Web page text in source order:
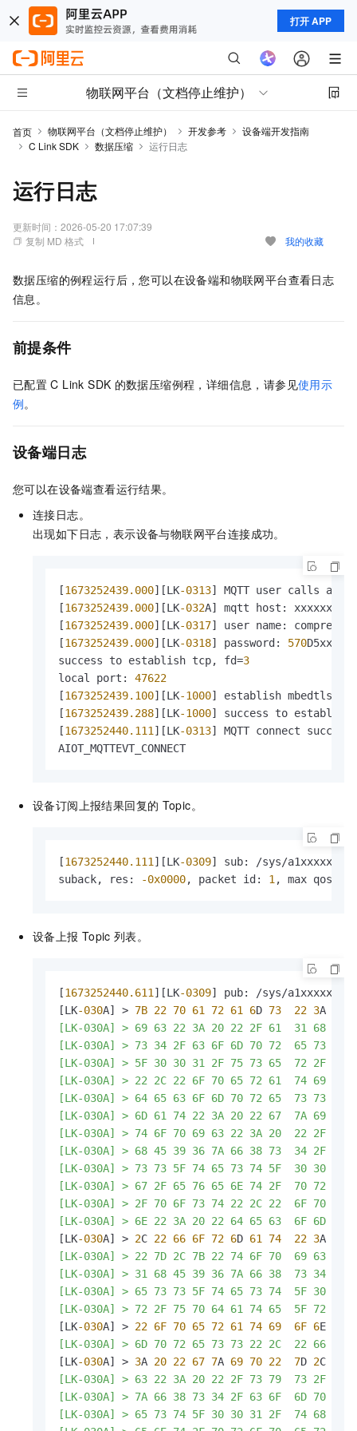
打开 APP
物联网平台（文档停止维护）
首页 物联网平台（文档停止维护） 开发参考
设备端开发指南
C Link SDK
数据压缩 运行日志
运行日志
更新时间： 2026-05-20 17:07:39
复制 MD 格式
我的收藏
数据压缩的例程运行后，您可以在设备端和物联网平台查看日志
信息。
前提条件
已配置 C Link SDK 的数据压缩例程，详细信息，请参见使用示
例。
设备端日志
您可以在设备端查看运行结果。
连接日志。
出现如下日志，表示设备与物联网平台连接成功。
[1673252439.000][LK-0313] MQTT user calls
[1673252439.000][LK-032A] mqtt host:
[1673252439.000][LK-0317] user name:
[1673252439.000][LK-0318] password: 570
success to establish tcp, fd=3
local port: 47622
[1673252439.100][LK-1000] establish mbedtls
[1673252439.288][LK-1000] success to
[1673252440.111][LK-0313] MQTT connect
AIOT_MQTTEVT_CONNECT
设备订阅上报结果回复的 Topic。
[1673252440.111][LK-0309] sub: /sys/a1xxxxxx/
suback, res:
-0x0000, packet id: 1, max qos:
设备上报 Topic 列表。
[1673252440.611][LK-0309] pub: /sys/a1xxxxxxx/
[LK-030A] > 7B 22 70 61 72 61 6D 73 22 3A
[LK-030A] > 69 63 22 3A 20 22 2F 61  31 68
[LK-030A] > 73 34 2F 63 6F 6D 70 72  65 73 73
[LK-030A] > 5F 30 30 31 2F 75 73 65  72 2F 75
[LK-030A] > 22 2C 22 6F 70 65 72 61  74 69 6F
[LK-030A] > 64 65 63 6F 6D 70 72 65  73 73 22
[LK-030A] > 6D 61 74 22 3A 20 22 67  7A 69 70
[LK-030A] > 74 6F 70 69 63 22 3A 20  22 2F
[LK-030A] > 68 45 39 36 7A 66 38 73  34 2F 63
[LK-030A] > 73 73 5F 74 65 73 74 5F  30 30
[LK-030A] > 67 2F 65 76 65 6E 74 2F  70 72
[LK-030A] > 2F 70 6F 73 74 22 2C 22  6F 70
[LK-030A] > 6E 22 3A 20 22 64 65 63  6F 6D
[LK-030A] > 2C 22 66 6F 72 6D 61 74 22 3A
[LK-030A] > 22 7D 2C 7B 22 74 6F 70  69 63
[LK-030A] > 31 68 45 39 36 7A 66 38  73 34 2F
[LK-030A] > 65 73 73 5F 74 65 73 74  5F 30 30
[LK-030A] > 72 2F 75 70 64 61 74 65  5F 72
[LK-030A] > 22 6F 70 65 72 61 74 69 6F 6E
[LK-030A] > 6D 70 72 65 73 73 22 2C  22 66 6F
[LK-030A] > 3A 20 22 67 7A 69 70 22 7D 2C
[LK-030A] > 63 22 3A 20 22 2F 73 79  73 2F
[LK-030A] > 7A 66 38 73 34 2F 63 6F  6D 70 72
[LK-030A] > 65 73 74 5F 30 30 31 2F  74 68